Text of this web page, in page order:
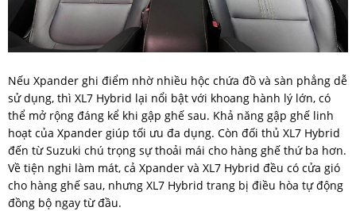
Nếu Xpander ghi điểm nhờ nhiều hộc chứa đồ và sàn phẳng dễ
sử dụng, thì XL7 Hybrid lại nổi bật với khoang hành lý lớn, có
thể mở rộng đáng kể khi gập ghế sau. Khả năng gập ghế linh
hoạt của Xpander giúp tối ưu đa dụng. Còn đối thủ XL7 Hybrid
đến từ Suzuki chú trọng sự thoải mái cho hàng ghế thứ ba hơn.
Về tiện nghi làm mát, cả Xpander và XL7 Hybrid đều có cửa gió
cho hàng ghế sau, nhưng XL7 Hybrid trang bị điều hòa tự động
đồng bộ ngay từ đầu.